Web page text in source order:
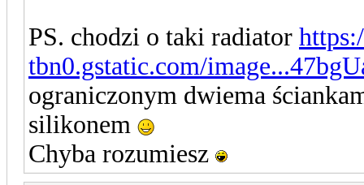
PS. chodzi o taki radiator
tbn0.gstatic.com/
ograniczonym dwiema
silikonem
Chyba rozumiesz